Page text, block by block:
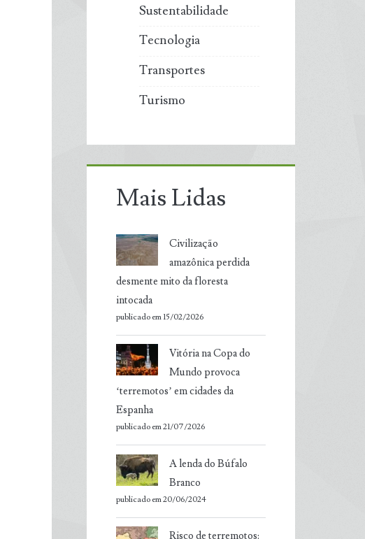
Sustentabilidade
Tecnologia
Transportes
Turismo
Mais Lidas
Civilização
amazônica perdida
desmente mito da floresta
intocada
publicado em 15/02/2026
Vitória na Copa do
Mundo provoca
‘terremotos’ em cidades da
Espanha
publicado em 21/07/2026
A lenda do Búfalo
Branco
publicado em 20/06/2024
Risco de terremotos: